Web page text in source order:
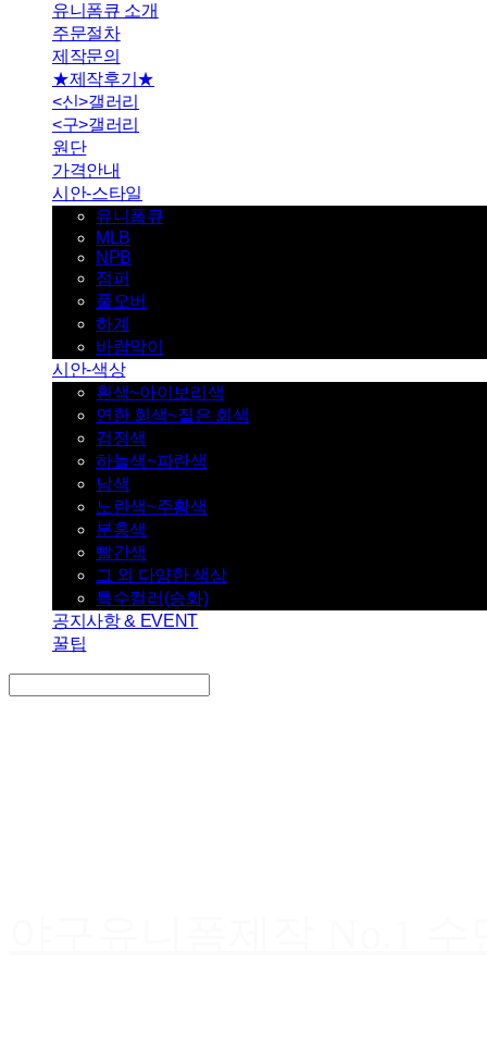
유니폼큐 소개
주문절차
제작문의
★제작후기★
<신>갤러리
<구>갤러리
원단
가격안내
시안-스타일
유니폼큐
MLB
NPB
점퍼
풀오버
하계
바람막이
시안-색상
흰색~아이보리색
연한 회색~짙은 회색
검정색
하늘색~파란색
남색
노란색~주황색
분홍색
빨간색
그 외 다양한 색상
특수컬러(승화)
공지사항 & EVENT
꿀팁